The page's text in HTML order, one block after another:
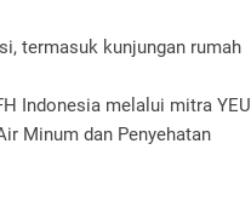
termasuk kunjungan rumah
Indonesia melalui mitra YEU
Minum dan Penyehatan